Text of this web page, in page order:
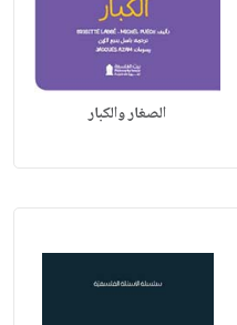
الصغار والكبار